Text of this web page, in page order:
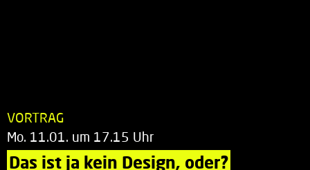
VORTRAG
Mo. 11.01. um 17.15 Uhr
Das ist ja kein Design, oder?